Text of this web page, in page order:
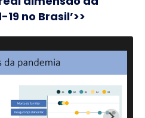
no Brasil’>>